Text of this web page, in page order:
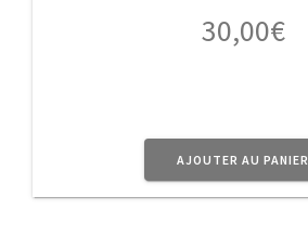
30,00€
AJOUTER AU PANIER